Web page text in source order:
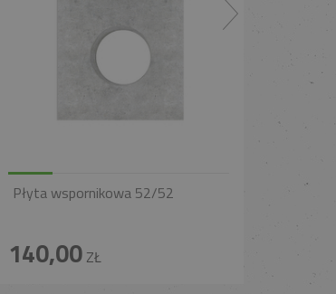
Płyta wspornikowa 52/52
140,00 ZŁ